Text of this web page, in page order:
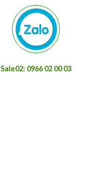
Sale02: 0966 02 00 03